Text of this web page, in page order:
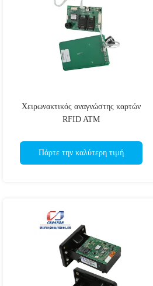
Χειρωνακτικός αναγνώστης καρτών
RFID ATM
Πάρτε την καλύτερη τιμή